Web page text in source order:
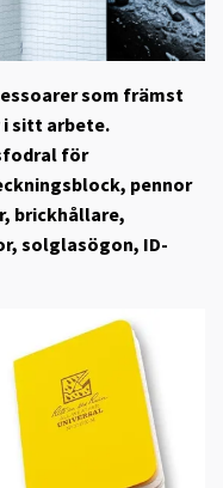
som främst
i sitt arbete.
för
pennor
brickhållare,
solglasögon, ID-